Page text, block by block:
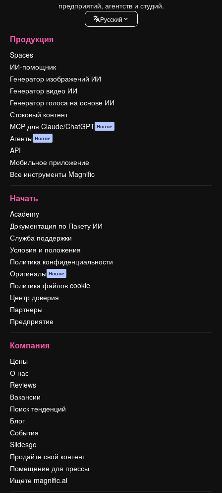
предприятий, агентств и студий.
Pусский
Продукция
Spaces
ИИ-помощник
Генератор изображений ИИ
Генератор видео ИИ
Генератор голоса на основе ИИ
Стоковый контент
MCP для Claude/ChatGPT Новое
Агенты Новое
API
Мобильное приложение
Все инструменты Magnific
Начать
Academy
Документация по Пакету ИИ
Служба поддержки
Условия и положения
Политика конфиденциальности
Оригиналы Новое
Политика файлов cookie
Центр доверия
Партнеры
Предприятие
Компания
Цены
О нас
Reviews
Вакансии
Поиск тенденций
Блог
События
Slidesgo
Продайте свой контент
Помещение для прессы
Ищете magnific.ai